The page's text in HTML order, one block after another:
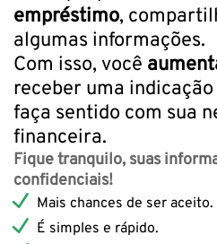
empréstimo,
algumas informações.
Com isso, você
receber uma
faça sentido com sua
financeira.
Fique tranquilo, suas
confidenciais!
Mais chances de ser aceito.
É simples e rápido.